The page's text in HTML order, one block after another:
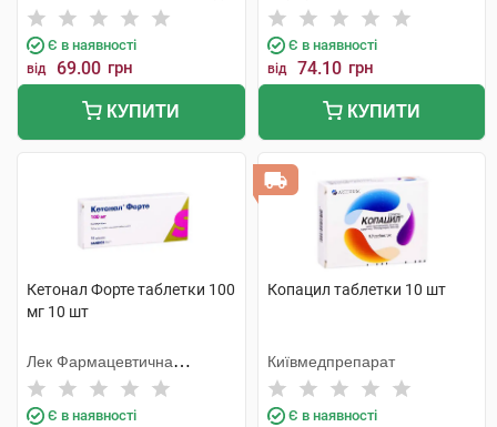
Є в наявності
від 69.00 грн
КУПИТИ
Є в наявності
від 74.10 грн
КУПИТИ
Кетонал Форте таблетки 100
мг 10 шт
Лек Фармацевтична
компанія
Є в наявності
Копацил таблетки 10 шт
Київмедпрепарат
Є в наявності